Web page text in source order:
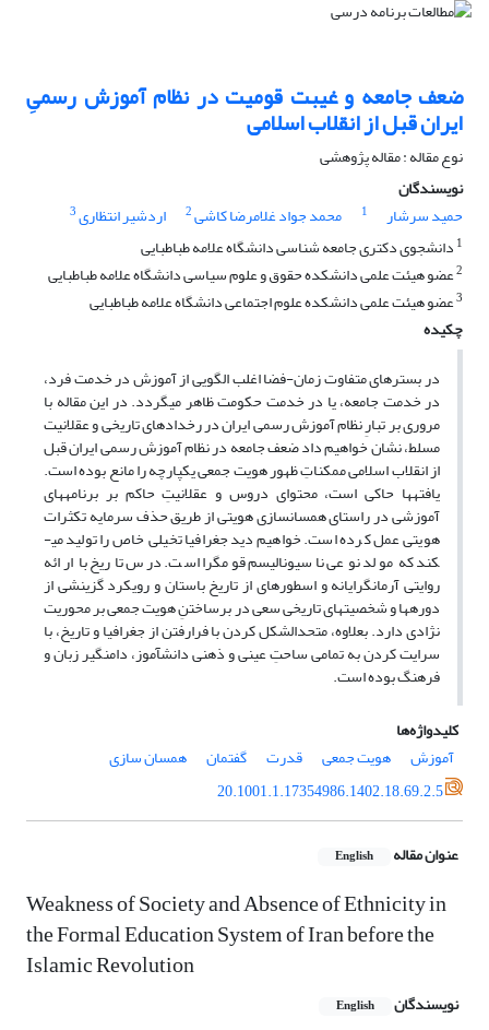
ضعف جامعه و غیبت قومیت در نظام آموزش رسمیِ
ایران قبل از انقلاب اسلامی
نوع مقاله : مقاله پژوهشی
نویسندگان
حمید سرشار
1 محمد جواد غلامرضا کاشی2 اردشیر انتظاری3
1 دانشجوی دکتری جامعه شناسی دانشگاه علامه طباطبایی
2عضو هیئت علمی دانشکده حقوق و علوم سیاسی دانشگاه علامه طباطبایی
3عضو هیئت علمی دانشکده علوم اجتماعی دانشگاه علامه طباطبایی
چکیده
در بسترهای متفاوت زمان-فضا اغلب الگویی از آموزش در خدمت فرد،
در خدمت جامعه، یا در خدمت حکومت ظاهر می­گردد. در این مقاله با
مروری بر تبارِ نظام آموزش رسمی ایران در رخدادهای تاریخی و عقلانیت
مسلط، نشان خواهیم داد ضعف جامعه در نظام آموزش رسمی ایران قبل
از انقلاب اسلامی ممکناتِ ظهور هویت جمعی یکپارچه را مانع بوده است.
یافته­ها حاکی است، محتوای دروس و عقلانیتِ حاکم بر برنامه­های
آموزشی در راستای همسان­سازی هویتی از طریق حذف سرمایه تکثرات
هویتی عمل کرده است. خواهیم دید جغرافیا تخیلی خاص را تولید می­
کند که مولد نوعی ناسیونالیسم قوم­گرا است. درس تاریخ با ارائه
روایتی آرمان­گرایانه و اسطوره­ای از تاریخ باستان و رویکرد گزینشی از
دوره­ها و شخصیت­های تاریخی سعی در برساختنِ هویت جمعی بر محوریت
نژادی دارد. بعلاوه، متحدالشکل کردن با فرارفتن از جغرافیا و تاریخ، با
سرایت کردن به تمامی ساحتِ عینی و ذهنی دانش­آموز، دامنگیر زبان و
فرهنگ بوده است.
کلیدواژه‌ها
آموزش
هویت جمعی قدرت گفتمان
همسان سازی
20.1001.1.17354986.1402.18.69.2.5
عنوان مقاله English
Weakness of Society and Absence of Ethnicity in
the Formal Education System of Iran before the
Islamic Revolution
نویسندگان English